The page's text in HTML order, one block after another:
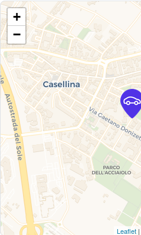
+
−
Leaflet